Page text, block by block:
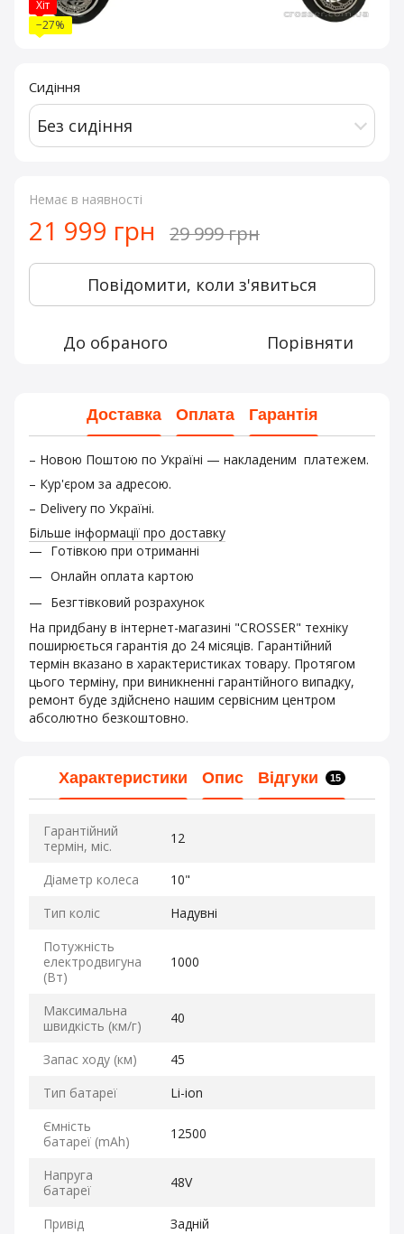
Хіт
−27%
Сидіння
Без сидіння
Немає в наявності
21 999 грн 29 999 грн
Повідомити, коли з'явиться
До обраного Порівняти
Доставка Оплата Гарантія
– Новою Поштою по Україні — накладеним платежем.
– Кур'єром за адресою.
– Delivery по Україні.
Більше інформації про доставку
Готівкою при отриманні
Онлайн оплата картою
Безгтівковий розрахунок
На придбану в інтернет-магазині "CROSSER" техніку
поширюється гарантія до 24 місяців. Гарантійний
термін вказано в характеристиках товару. Протягом
цього терміну, при виникненні гарантійного випадку,
ремонт буде здійснено нашим сервісним центром
абсолютно безкоштовно.
Характеристики Опис Відгуки 15
Гарантійний
термін, міс.
12
Діаметр колеса
10"
Тип коліс
Надувні
Потужність
електродвигуна
(Вт)
1000
Максимальна
швидкість (км/г)
40
Запас ходу (км)
45
Тип батареї
Li-ion
Ємність
батареї (mAh)
12500
Напруга
батареї
48V
Привід
Задній